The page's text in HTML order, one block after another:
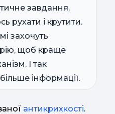
завдання.
рухати і крутити.
захочуть
щоб краще
І так
інформації.
антикрихкості.